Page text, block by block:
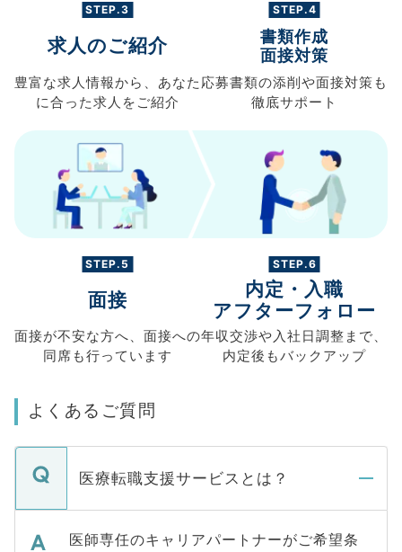
STEP.3
求人のご紹介
豊富な求人情報から、 あなた
に合った求人を ご紹介
STEP.4
書類作成
面接対策
応募書類の添削や面接対策も
徹底サポート
STEP.5
面接
面接が不安な方へ、 面接への
同席も行っています
STEP.6
内定・入職
アフターフォロー
年収交渉や入社日調整まで、
内定後もバックアップ
よくあるご質問
医療転職支援サービスとは？
医師専任のキャリアパートナーがご希望条